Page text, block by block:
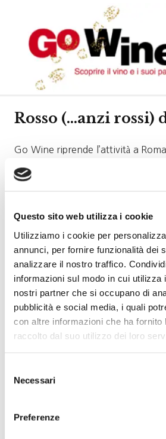
Questo sito web utilizza i cookie
Utilizziamo i cookie per
annunci, per fornire funzionalità dei
analizzare il nostro traffico.
informazioni sul modo in cui utilizza
nostri partner che si occupano di
pubblicità e social media, i quali
con altre informazioni che ha fornito
raccolto dal suo utilizzo dei loro
delNecessari
Preferenze
Rosso (…anzi rossi)
Go Wine riprende l’attività a
degustazione dedicato ai soci e ai
La data è quella di martedì 23
Un’occasione dedicata ai soci
l’intento di stabilire un
degustazione e nell’intento di
maggiore opportunità di
Roma.
Il tema della degustazione
Nord al Sud dell’Italia con 9 vini
monovitigni (e una
con la degustazione e sarà
dal locale.